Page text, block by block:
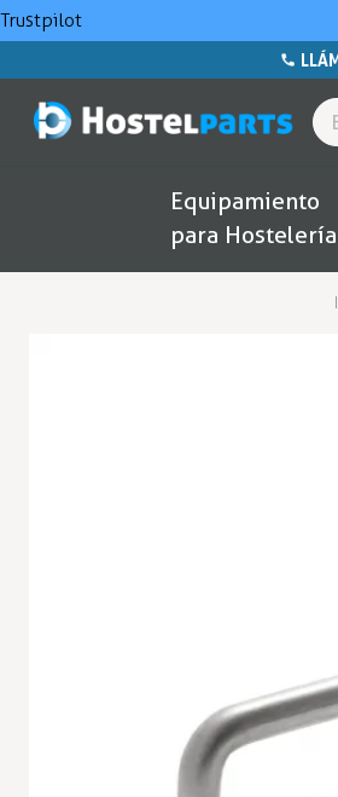
Trustpilot
Equipamiento
para Hostelería